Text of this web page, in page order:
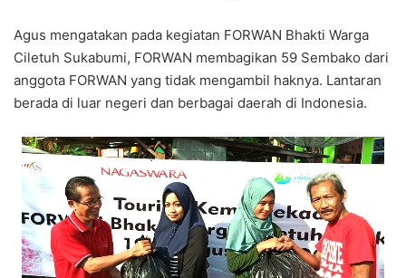
Agus mengatakan pada kegiatan FORWAN Bhakti Warga
Ciletuh Sukabumi, FORWAN membagikan 59 Sembako dari
anggota FORWAN yang tidak mengambil haknya. Lantaran
berada di luar negeri dan berbagai daerah di Indonesia.